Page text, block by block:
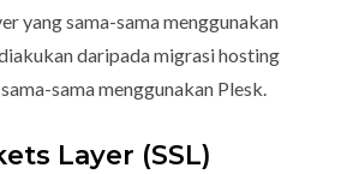
yang sama-sama menggunakan
daripada migrasi hosting
sama menggunakan Plesk.
Layer (SSL)